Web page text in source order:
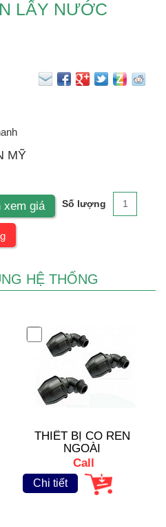
LẤY NƯỚC
MỸ
xem giá Số lượng
HỆ THỐNG
THIẾT BỊ CO REN
NGOÀI
Call
Chi tiết